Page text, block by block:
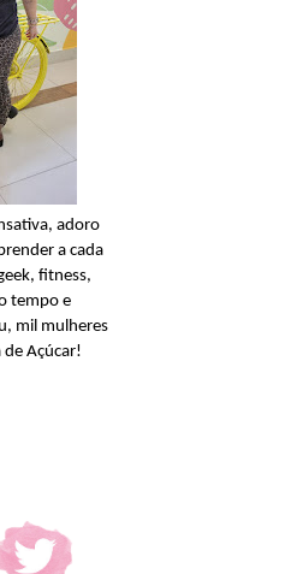
Shampoo
Novex
adoro
a cada
fitness,
tempo e
mil mulheres
Açúcar!